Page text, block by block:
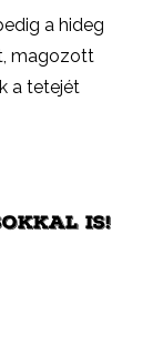
a hideg
magozott
a tetejét
IS!